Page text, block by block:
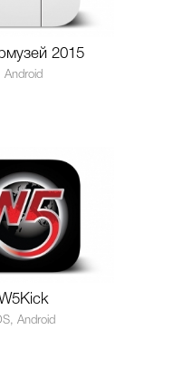
2015
Android
W5Kick
Android